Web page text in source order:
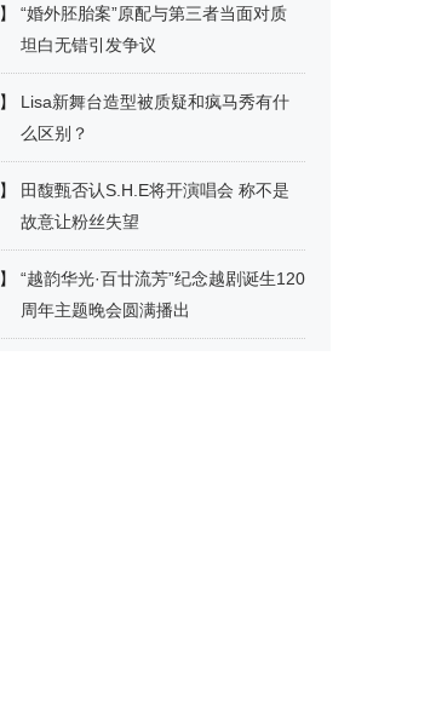
】
“婚外胚胎案”原配与第三者当面对质
坦白无错引发争议
】
Lisa新舞台造型被质疑和疯马秀有什
么区别？
】
田馥甄否认S.H.E将开演唱会 称不是
故意让粉丝失望
】
“越韵华光·百廿流芳”纪念越剧诞生120
周年主题晚会圆满播出